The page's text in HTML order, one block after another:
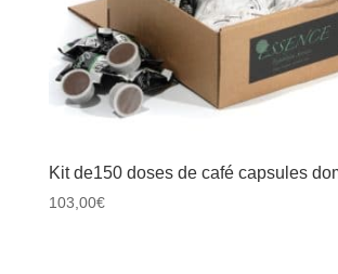
Kit de150 doses de café capsules
103,00€